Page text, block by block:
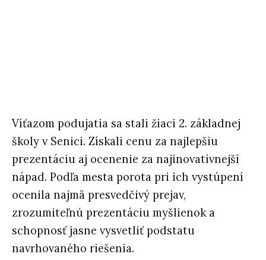
Víťazom podujatia sa stali žiaci 2. základnej
školy v Senici. Získali cenu za najlepšiu
prezentáciu aj ocenenie za najinovatívnejší
nápad. Podľa mesta porota pri ich vystúpení
ocenila najmä presvedčivý prejav,
zrozumiteľnú prezentáciu myšlienok a
schopnosť jasne vysvetliť podstatu
navrhovaného riešenia.